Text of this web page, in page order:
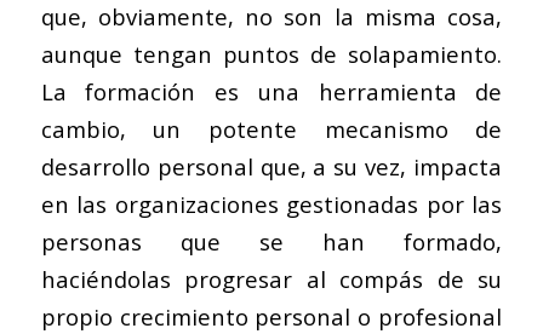
que, obviamente, no son la misma cosa,
aunque tengan puntos de solapamiento.
La formación es una herramienta de
cambio, un potente mecanismo de
desarrollo personal que, a su vez, impacta
en las organizaciones gestionadas por las
personas que se han formado,
haciéndolas progresar al compás de su
propio crecimiento personal o profesional